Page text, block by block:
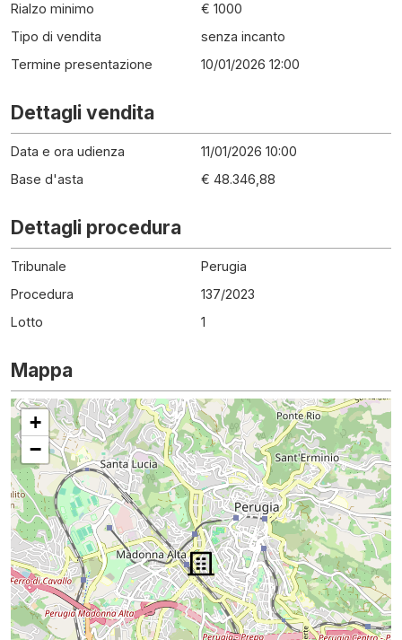
Rialzo minimo
€ 1000
Tipo di vendita
senza incanto
Termine presentazione
10/01/2026 12:00
Dettagli vendita
Data e ora udienza
11/01/2026 10:00
Base d'asta
€ 48.346,88
Dettagli procedura
Tribunale
Perugia
Procedura
137/2023
Lotto
1
Mappa
+
−